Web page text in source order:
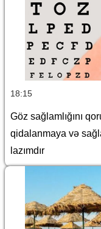
18:15
Göz sağlamlığını
qidalanmaya və
lazımdır